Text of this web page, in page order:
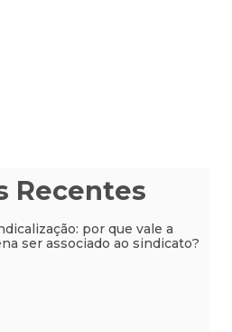
Recentes
por que vale a
ser associado ao sindicato?